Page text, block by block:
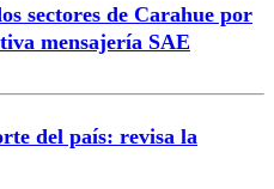
sectores de Carahue por
mensajería SAE
del país: revisa la